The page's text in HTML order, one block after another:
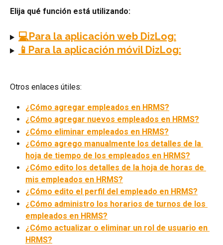
Elija qué función está utilizando:
💻Para la aplicación web DizLog:
📱Para la aplicación móvil DizLog:
Otros enlaces útiles:
¿Cómo agregar empleados en HRMS?
¿Cómo agregar nuevos empleados en HRMS?
¿Cómo eliminar empleados en HRMS?
¿Cómo agrego manualmente los detalles de la
hoja de tiempo de los empleados en HRMS?
¿Cómo edito los detalles de la hoja de horas de
mis empleados en HRMS?
¿Cómo edito el perfil del empleado en HRMS?
¿Cómo administro los horarios de turnos de los
empleados en HRMS?
¿Cómo actualizar o eliminar un rol de usuario en
HRMS?